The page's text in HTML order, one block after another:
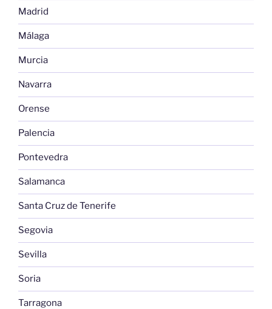
Madrid
Málaga
Murcia
Navarra
Orense
Palencia
Pontevedra
Salamanca
Santa Cruz de Tenerife
Segovia
Sevilla
Soria
Tarragona